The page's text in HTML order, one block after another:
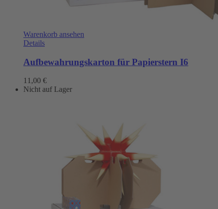
Warenkorb ansehen
Details
Aufbewahrungskarton für Papierstern I6
11,00 €
Nicht auf Lager